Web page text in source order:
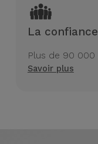
La
Plus de 90 000
Savoir plus